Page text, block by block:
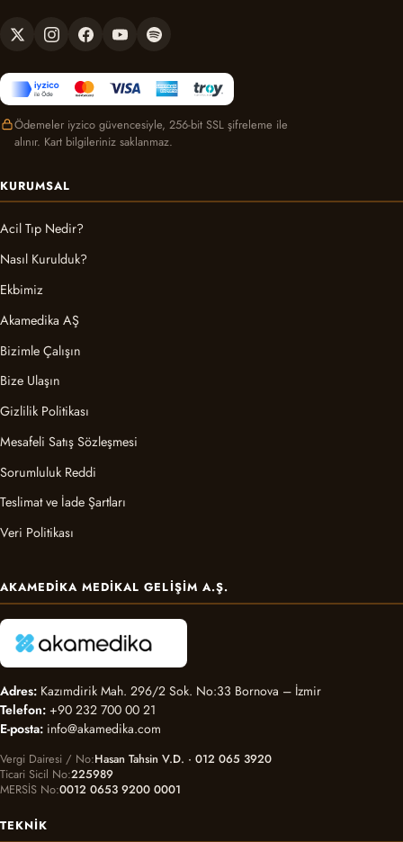
Ödemeler iyzico güvencesiyle, 256-bit SSL şifreleme ile
alınır. Kart bilgileriniz saklanmaz.
KURUMSAL
Acil Tıp Nedir?
Nasıl Kurulduk?
Ekbimiz
Akamedika AŞ
Bizimle Çalışın
Bize Ulaşın
Gizlilik Politikası
Mesafeli Satış Sözleşmesi
Sorumluluk Reddi
Teslimat ve İade Şartları
Veri Politikası
AKAMEDIKA MEDIKAL GELIŞIM A.Ş.
Adres: Kazımdirik Mah. 296/2 Sok. No:33 Bornova – İzmir
Telefon: +90 232 700 00 21
E-posta: info@akamedika.com
Vergi Dairesi / No Hasan Tahsin V.D. · 012 065 3920
Ticari Sicil No 225989
MERSİS No 0012 0653 9200 0001
TEKNIK